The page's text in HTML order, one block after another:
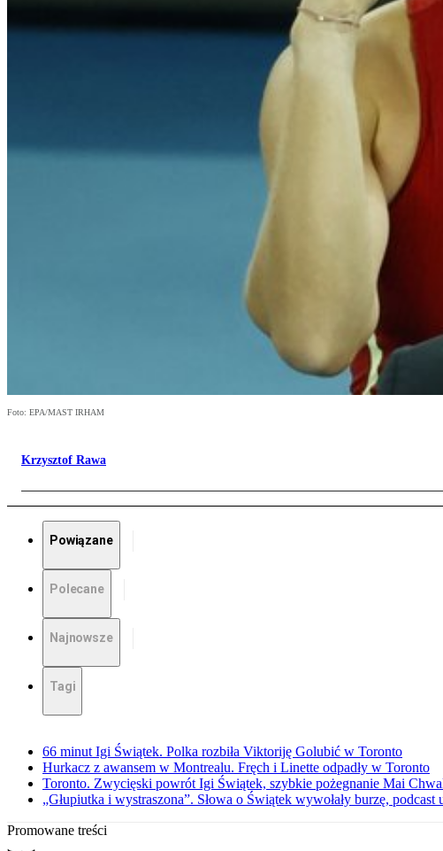
Foto: EPA/MAST IRHAM
Krzysztof Rawa
Powiązane
Polecane
Najnowsze
Tagi
66 minut Igi Świątek. Polka rozbiła Viktoriję Golubić w Toronto
Hurkacz z awansem w Montrealu. Fręch i Linette odpadły w Toronto
Toronto. Zwycięski powrót Igi Świątek, szybkie pożegnanie Mai
„Głupiutka i wystraszona”. Słowa o Świątek wywołały burzę, podcast
Promowane treści